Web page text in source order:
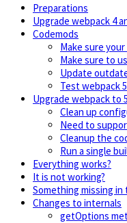
Preparations
Upgrade webpack 4
Codemods
Make sure
Make sure to
Update
Test webpack
Upgrade webpack to 5
Clean up
Need to
Cleanup the
Run a single
Everything works?
It is not working?
Something missing in
Changes to internals
getOptions